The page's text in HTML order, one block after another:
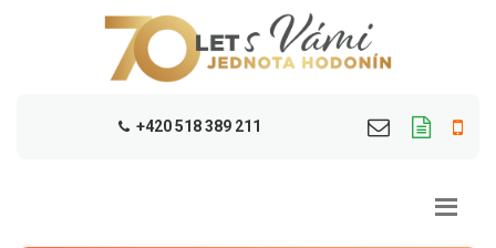
+420 518 389 211